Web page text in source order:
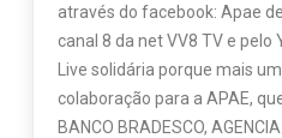
através do facebook: Apae
canal 8 da net VV8 TV e pelo
Live solidária porque mais
colaboração para a APAE,
BANCO BRADESCO,